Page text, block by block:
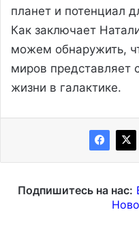
планет и потенциал
Как заключает
можем обнаружить,
миров представляет
жизни в галактике.
Подпишитесь на нас: